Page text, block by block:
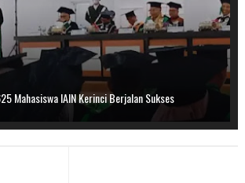
Mahasiswa IAIN Kerinci Berjalan Sukses